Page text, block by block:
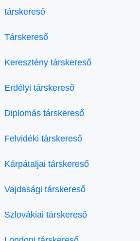
társkereső
Társkereső
Keresztény társkereső
Erdélyi társkereső
Diplomás társkereső
Felvidéki társkereső
Kárpátaljai társkereső
Vajdasági társkereső
Szlovákiai társkereső